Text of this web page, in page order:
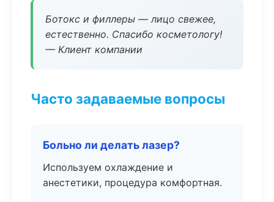
Ботокс и филлеры — лицо свежее,
естественно. Спасибо косметологу!
— Клиент компании
Часто задаваемые вопросы
Больно ли делать лазер?
Используем охлаждение и
анестетики, процедура комфортная.